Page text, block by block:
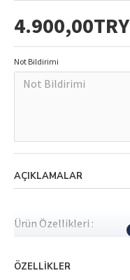
4.900,00TRY
Not Bildirimi
AÇIKLAMALAR
Ürün Özellikleri :
Gram: 3.12 gr
ÖZELLIKLER